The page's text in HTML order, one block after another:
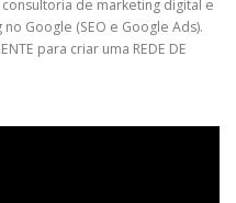
de marketing digital e
Google (SEO e Google Ads).
para criar uma REDE DE